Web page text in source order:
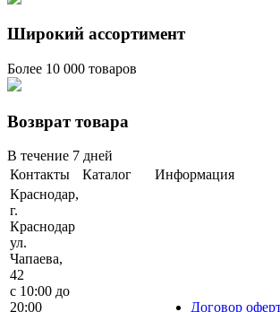
Широкий ассортимент
Более 10 000 товаров
Возврат товара
В течение 7 дней
Контакты
Каталог Информация
Краснодар,
г.
Краснодар
ул.
Чапаева,
42
с 10:00 до
20:00
Договор